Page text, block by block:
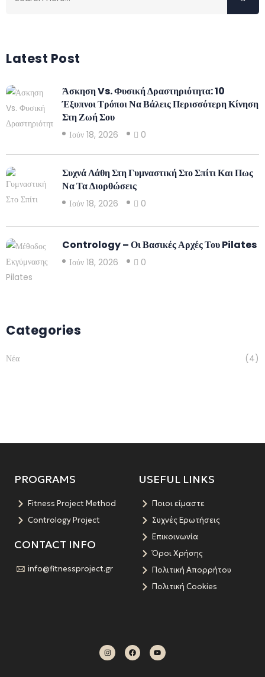
Latest Post
Άσκηση Vs. Φυσική Δραστηριότητα: 10
Έξυπνοι Τρόποι Να Βάλεις Περισσότερη Κίνηση
Στη Ζωή Σου
Ιούν 18, 2026 0
Συχνά Λάθη Στη Γυμναστική Στο Σπίτι Και Πως
Να Τα Διορθώσεις
Ιούν 18, 2026 0
Contrology – Οι Βασικές Αρχές Του Pilates
Ιούν 18, 2026 0
Categories
Νέα (4)
USEFUL LINKS
Ποιοι είμαστε
Συχνές Ερωτήσεις
Επικοινωνία
Όροι Χρήσης
Πολιτική Απορρήτου
Πολιτική Cookies
PROGRAMS
Fitness Project Method
Contrology Project
CONTACT INFO
info@fitnessproject.gr